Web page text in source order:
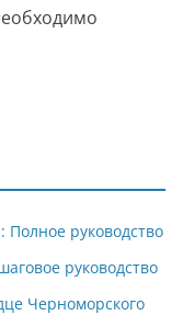
Полное руководство
руководство
Черноморского